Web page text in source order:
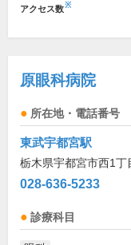
アクセス数※
原眼科病院
所在地・電話番号
東武宇都宮駅
栃木県宇都宮市西1丁
028-636-5233
診療科目